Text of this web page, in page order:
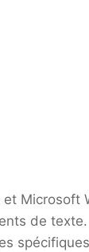
et Microsoft
de texte.